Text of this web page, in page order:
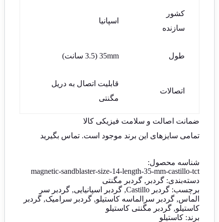
کشور
سازنده
اسپانیا
طول 35mm (3.5 سانت)
اتصالات
قابلیت اتصال به دریل
مگنتی
ضمانت اصالت و سلامت فیزیکی کالا
تمامی سایزهای این برند موجود است. تماس بگیرید
شناسه محصول:
magnetic-sandblaster-size-14-length-35-mm-castillo-tct
دسته‌بندی: گردبر , گردبر مگنتی
برچسب: گردبر Castillo , گردبر اسپانیایی, گردبر سر
الماس, گردبر سرالماسه کاستیلو, گردبر سرامیک, گردبر
کاستیلو, گردبر مگنتی کاستیلو
برند: کاستیلو